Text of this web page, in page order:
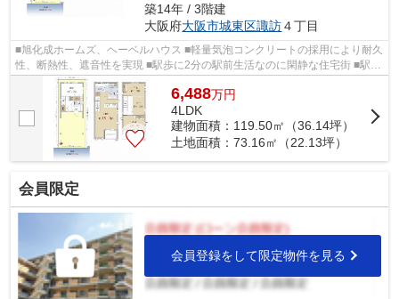
築14年 / 3階建
大阪府大阪市城東区諏訪４丁目
■旭化成ホームズ、ヘーベルハウス ■軽量気泡コンクリートの採用により耐久
性、断熱性、遮音性を実現 ■駅歩に2分の駅前生活なのに閑静な住宅街 ■駅前
につき商業施設、買い物施設も充実 ...
6,488万円
4LDK
建物面積：119.50㎡（36.14坪）
土地面積：73.16㎡（22.13坪）
会員限定
会員登録をして限定物件を見る